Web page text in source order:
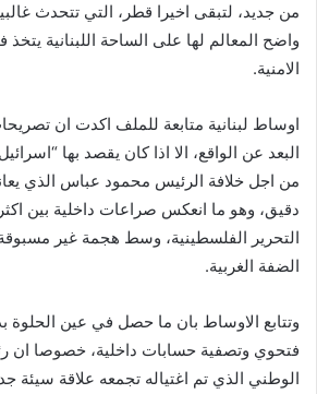
من جديد، لتبقى اخيرا قطر، التي تتحدث
واضح المعالم لها على الساحة اللبنانية
الامنية.
اوساط لبنانية متابعة للملف اكدت ان
البعد عن الواقع، الا اذا كان يقصد بها
من اجل خلافة الرئيس محمود عباس الذي
دقيق، وهو ما انعكس صراعات داخلية بين
التحرير الفلسطينية، وسط هجمة غير
الضفة الغربية.
وتتابع الاوساط بان ما حصل في عين الحلوة
فتحوي وتصفية حسابات داخلية، خصوصا ان
الوطني الذي تم اغتياله تجمعه علاقة